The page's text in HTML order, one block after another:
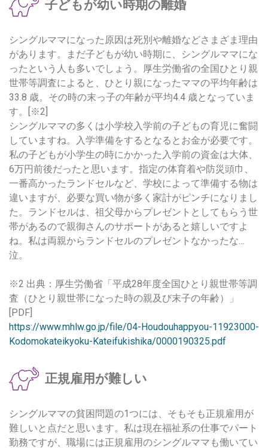
子どもが幼い時期の離婚
シングルママになった原因は死別や離婚などさまざま理由
があります。まだ子どもが幼い時期に、シングルママにな
ったという人も多いでしょう。厚生労働省の全国ひとり親
世帯等調査によると、ひとり親になったママの平均年齢は
33.8 歳。その時の末っ子の年齢が平均4.4 歳となっていま
す。[※2]
シングルママの多くは小学校入学前の子どもの育児に奮闘
していますね。入学準備をするとなるとお金が必要です。
私の子どもが小学生の時にかかった入学前の資金は大体、
6万円前後だったと思います。指定の体育着や防災頭巾、
一番高かったランドセルなど、学校によって準備する物は
違いますが、必要な買い物が多く家計がピンチになりまし
た。ランドセルは、祖父母からプレゼントとしてもらう世
帯があるので親御さんのサポートがあると嬉しいですよ
ね。私は両親からランドセルのプレゼントなかったな…
泣。
※2 出典：厚生労働省「平成28年度全国ひとり親世帯等調
査（ひとり親世帯になった時の親及び末子の年齢）」
[PDF]
https://www.mhlw.go.jp/file/04-Houdouhappyou-11923000-
Kodomokateikyoku-Kateifukishika/0000190325.pdf
正規雇用が難しい
シングルママの貧困問題の1つには、そもそも正規雇用が
難しいと点だと思います。私は現在福祉系の仕事でパート
勤務ですが、職場には正規雇用のシングルママも働いてい